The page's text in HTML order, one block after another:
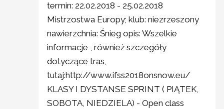
termin: 22.02.2018 - 25.02.2018
Mistrzostwa Europy; klub: niezrzeszony
nawierzchnia: Śnieg opis: Wszelkie
informacje , również szczegóły
dotyczące tras,
tutaj:http://www.ifss2018onsnow.eu/
KLASY I DYSTANSE SPRINT ( PIĄTEK,
SOBOTA, NIEDZIELA) - Open class